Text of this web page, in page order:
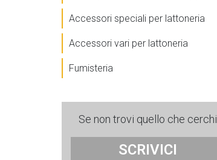
Accessori speciali per lattoneria
Accessori vari per lattoneria
Fumisteria
Se non trovi quello che cerchi
SCRIVICI